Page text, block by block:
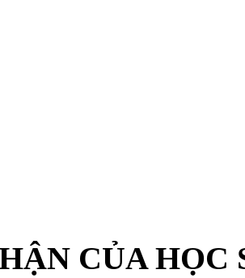
CỦA HỌC